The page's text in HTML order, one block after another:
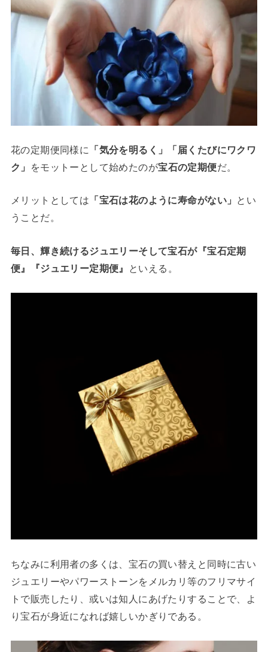
花の定期便同様に
「気分を明るく」「届くたびにワクワ
ク」
をモットーとして始めたのが宝石の定期便だ。
メリットとしては 「宝石は花のように寿命がない」 とい
うことだ。
毎日、輝き続けるジュエリーそして宝石が『宝石定期
便』『ジュエリー定期便』
といえる。
ちなみに利用者の多くは、宝石の買い替えと同時に古い
ジュエリーやパワーストーンをメルカリ等のフリマサイ
トで販売したり、或いは知人にあげたりすることで、よ
り宝石が身近になれば嬉しいかぎりである。